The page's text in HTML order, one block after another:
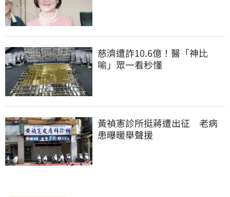
慈濟遭詐10.6億！醫「神比
喻」眾一看秒懂
黃禎憲診所挺蔣遭出征　老病
患曝暖舉聲援